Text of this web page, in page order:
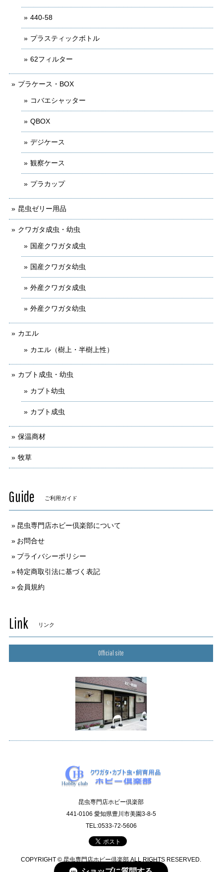
440-58
プラスティックボトル
62フィルター
プラケース・BOX
コバエシャッター
QBOX
デジケース
観察ケース
プラカップ
昆虫ゼリー用品
クワガタ成虫・幼虫
国産クワガタ成虫
国産クワガタ幼虫
外産クワガタ成虫
外産クワガタ幼虫
カエル
カエル（樹上・半樹上性）
カブト成虫・幼虫
カブト幼虫
カブト成虫
保温商材
牧草
Guide ご利用ガイド
昆虫専門店ホビー倶楽部について
お問合せ
プライバシーポリシー
特定商取引法に基づく表記
会員規約
Link リンク
Official site
昆虫専門店ホビー倶楽部
441-0106 愛知県豊川市美園3-8-5
TEL:0533-72-5606
COPYRIGHT © 昆虫専門店ホビー倶楽部 ALL RIGHTS RESERVED.